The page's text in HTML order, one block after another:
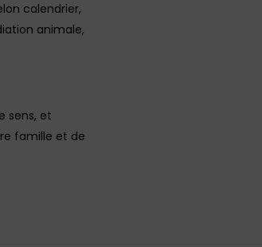
calendrier,
animale,
sens, et
famille et de